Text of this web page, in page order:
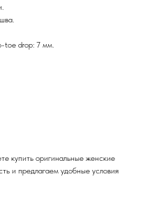
toe drop: 7 мм.
купить оригинальные женские
и предлагаем удобные условия